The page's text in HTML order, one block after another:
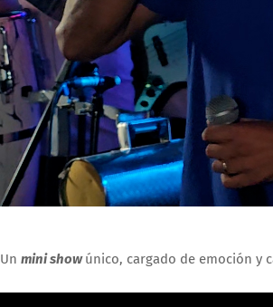
Un mini showúnico, cargado de emoción y